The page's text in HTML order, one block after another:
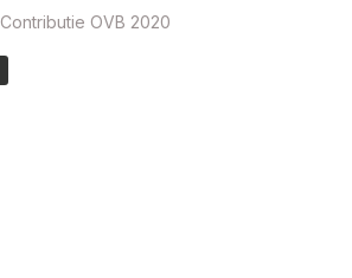
Contributie OVB 2020